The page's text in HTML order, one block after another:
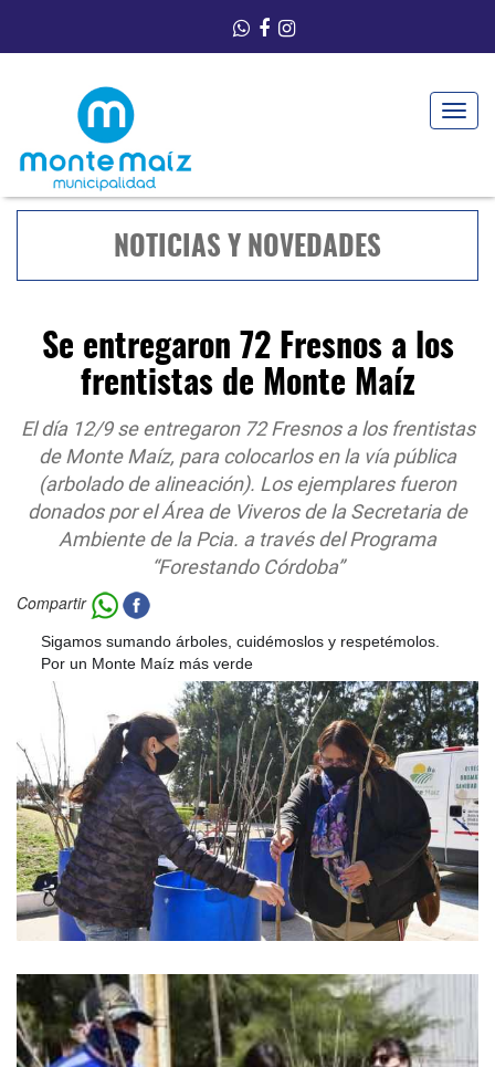
Toggle
NOTICIAS Y NOVEDADES
Se entregaron 72 Fresnos a los
frentistas de Monte Maíz
El día 12/9 se entregaron 72 Fresnos a los frentistas
de Monte Maíz, para colocarlos en la vía pública
(arbolado de alineación). Los ejemplares fueron
donados por el Área de Viveros de la Secretaria de
Ambiente de la Pcia. a través del Programa
“Forestando Córdoba”
Compartir
Sigamos sumando árboles, cuidémoslos y respetémolos.
Por un Monte Maíz más verde